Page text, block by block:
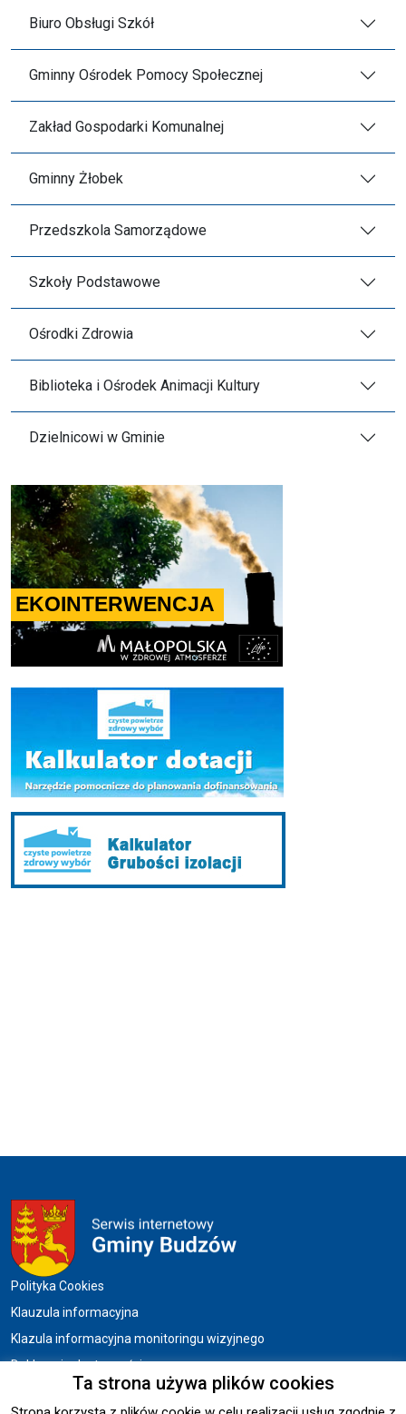
Biuro Obsługi Szkół
Gminny Ośrodek Pomocy Społecznej
Zakład Gospodarki Komunalnej
Gminny Żłobek
Przedszkola Samorządowe
Szkoły Podstawowe
Ośrodki Zdrowia
Biblioteka i Ośrodek Animacji Kultury
Dzielnicowi w Gminie
Menu w stopce
Polityka Cookies
Klauzula informacyjna
Klazula informacyjna monitoringu wizyjnego
Deklaracja dostępności
Ta strona używa plików cookies